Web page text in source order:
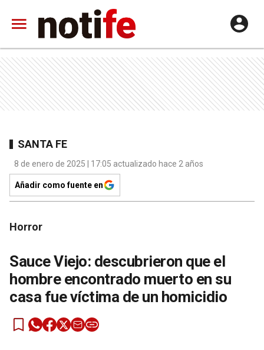
SANTA FE
8 de enero de 2025 | 17:05 actualizado hace 2 años
Añadir como fuente en
Horror
Sauce Viejo: descubrieron que el
hombre encontrado muerto en su
casa fue víctima de un homicidio